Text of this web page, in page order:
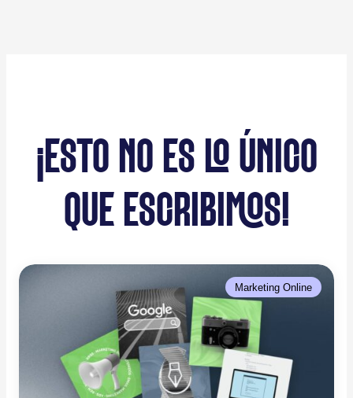
¡ESTO NO ES LO ÚNICO
QUE ESCRIBIMOS!
Marketing Online